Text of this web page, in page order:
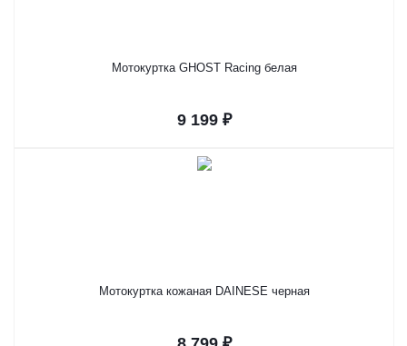
Мотокуртка GHOST Racing белая
9 199 ₽
Мотокуртка кожаная DAINESE черная